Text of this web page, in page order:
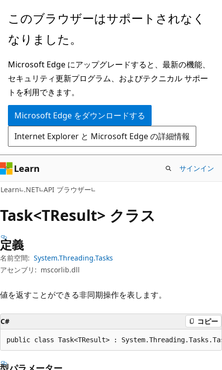
メ
ン
ン
テ
ン
ツ
に
ス
キ
ッ
プ
ペ
ジ
ナ
ビ
ゲ
ー
シ
ョ
ン
に
ス
キ
ッ
プ
このブラウザーはサポートされなく
なりました。
Microsoft Edge にアップグレードすると、最新の機能、
セキュリティ更新プログラム、およびテクニカル サポー
トを利用できます。
Microsoft Edge をダウンロードする
Internet Explorer と Microsoft Edge の詳細情報
Learn サインイン
Learn .NET API ブラウザー
Task<TResult> クラス
定義
名前空間: System.Threading.Tasks
アセンブリ: mscorlib.dll
値を返すことができる非同期操作を表します。
C# コピー
public class Task<TResult> :